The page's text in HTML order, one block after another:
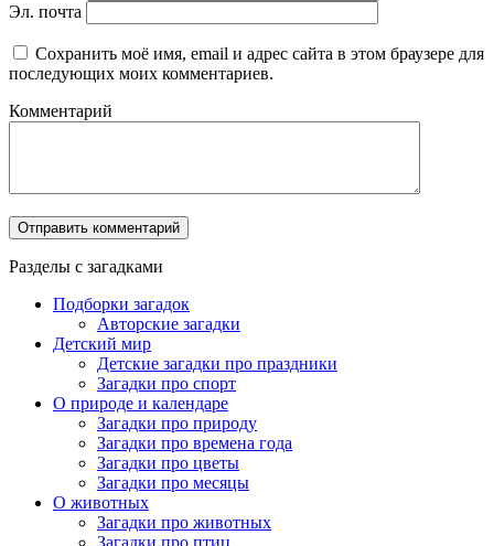
Эл. почта
Сохранить моё имя, email и адрес сайта в этом браузере для
последующих моих комментариев.
Комментарий
Разделы с загадками
Подборки загадок
Авторские загадки
Детский мир
Детские загадки про праздники
Загадки про спорт
О природе и календаре
Загадки про природу
Загадки про времена года
Загадки про цветы
Загадки про месяцы
О животных
Загадки про животных